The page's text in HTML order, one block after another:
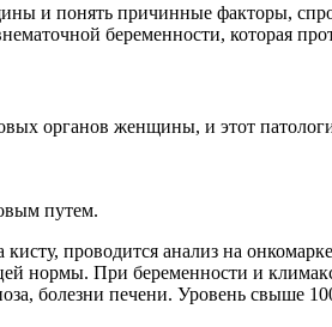
и понять причинные факторы,
беременности, которая
органов женщины, и этот
путем.
проводится анализ на
нормы. При беременности и
болезни печени. Уровень свыше